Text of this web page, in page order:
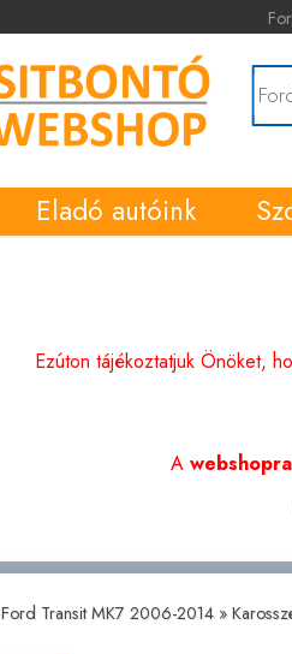
Eladó autóink
Ezúton tájékoztatjuk Önöket,
A
Ford Transit MK7 2006-2014»